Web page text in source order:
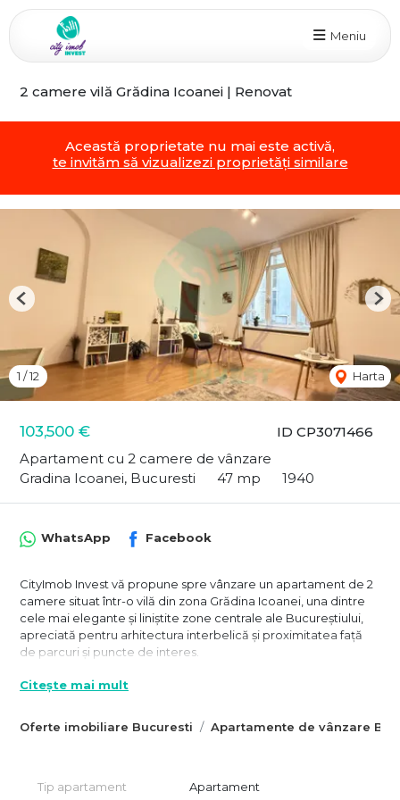
Meniu
2 camere vilă Grădina Icoanei | Renovat
Această proprietate nu mai este activă,
te invităm să vizualizezi proprietăți similare
ID CP3071466
103,500 €
Apartament cu 2 camere de vânzare
Gradina Icoanei, Bucuresti
47 mp 1940
1 /12 Harta
Previous
Oferte imobiliare Bucuresti Apartamente de vânzare
WhatsApp Facebook
CityImob Invest vă propune spre vânzare un apartament de 2
camere situat într-o vilă din zona Grădina Icoanei, una dintre
cele mai elegante și liniștite zone centrale ale Bucureștiului,
apreciată pentru arhitectura interbelică și proximitatea față
de parcuri și puncte de interes.
Apartamentul este amplasat la parter înalt și beneficiază de
aproximativ 47 mp și este foarte bine organizat, cu două
Citește mai mult
Tip apartament Apartament